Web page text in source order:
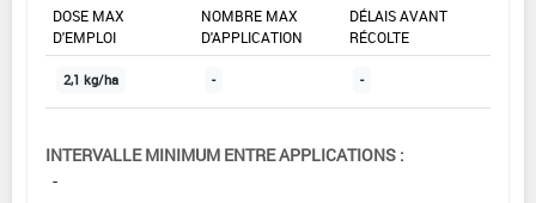
DOSE MAX
D'EMPLOI
NOMBRE MAX
D'APPLICATION
DÉLAIS AVANT
RÉCOLTE
2,1 kg/ha - -
INTERVALLE MINIMUM ENTRE APPLICATIONS :
-